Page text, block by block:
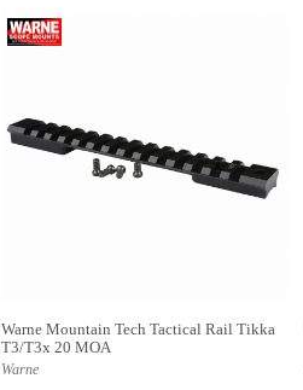
Warne Mountain Tech Tactical Rail Tikka
T3/T3x 20 MOA
Warne